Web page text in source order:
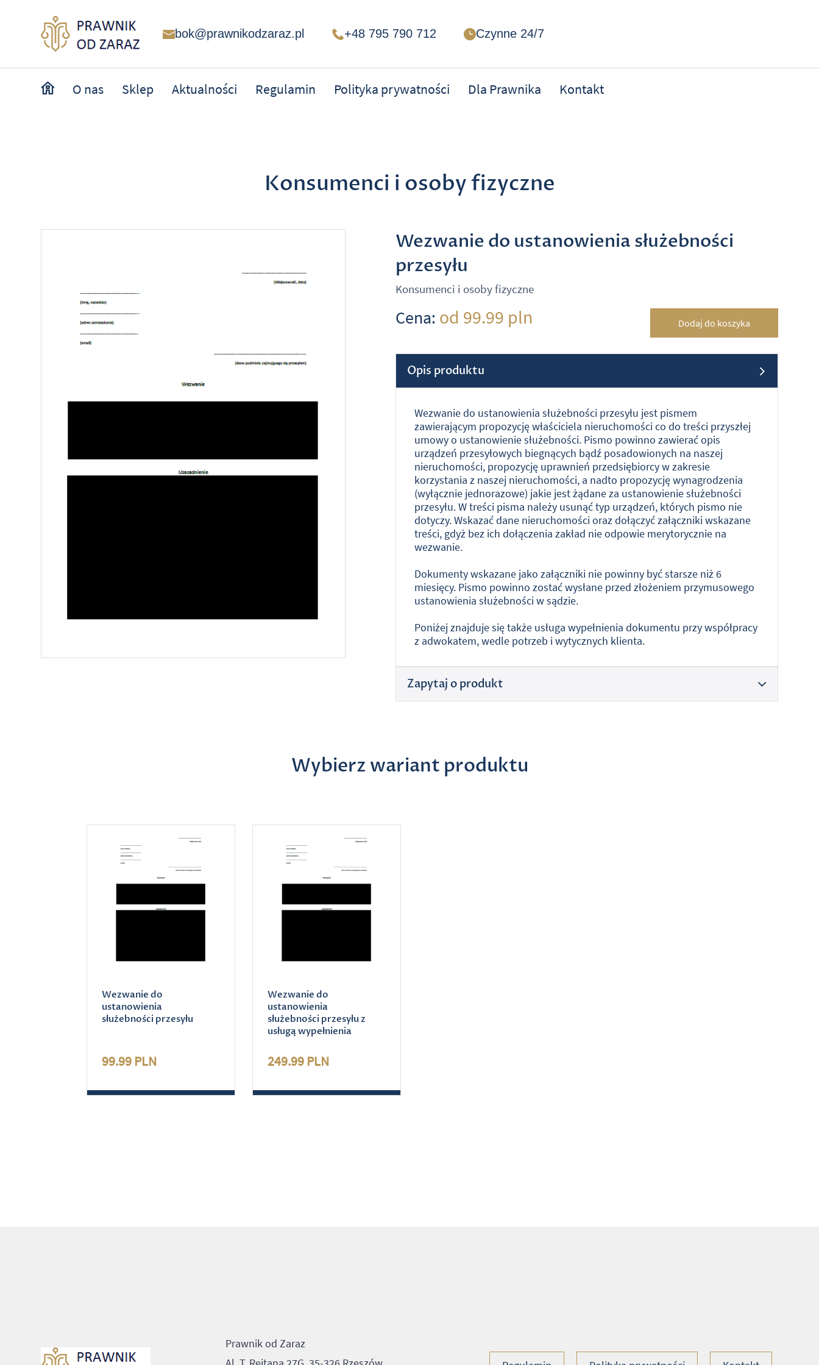
bok@prawnikodzaraz.pl +48 795 790 712 Czynne 24/7
O nas Sklep Aktualności Regulamin Polityka prywatności Dla Prawnika Kontakt
Konsumenci i osoby fizyczne
Wezwanie do ustanowienia służebności
przesyłu
Konsumenci i osoby fizyczne
Cena: od 99.99 pln Dodaj do koszyka
Opis produktu
Wezwanie do ustanowienia służebności przesyłu jest pismem
zawierającym propozycję właściciela nieruchomości co do treści przyszłej
umowy o ustanowienie służebności. Pismo powinno zawierać opis
urządzeń przesyłowych biegnących bądź posadowionych na naszej
nieruchomości, propozycję uprawnień przedsiębiorcy w zakresie
korzystania z naszej nieruchomości, a nadto propozycję wynagrodzenia
(wyłącznie jednorazowe) jakie jest żądane za ustanowienie służebności
przesyłu. W treści pisma należy usunąć typ urządzeń, których pismo nie
dotyczy. Wskazać dane nieruchomości oraz dołączyć załączniki wskazane
treści, gdyż bez ich dołączenia zakład nie odpowie merytorycznie na
wezwanie.
Dokumenty wskazane jako załączniki nie powinny być starsze niż 6
miesięcy. Pismo powinno zostać wysłane przed złożeniem przymusowego
ustanowienia służebności w sądzie.
Poniżej znajduje się także usługa wypełnienia dokumentu przy współpracy
z adwokatem, wedle potrzeb i wytycznych klienta.
Zapytaj o produkt
Wybierz wariant produktu
Wezwanie do
ustanowienia
służebności przesyłu
99.99 PLN
Wezwanie do
ustanowienia
służebności przesyłu z
usługą wypełnienia
249.99 PLN
Prawnik od Zaraz